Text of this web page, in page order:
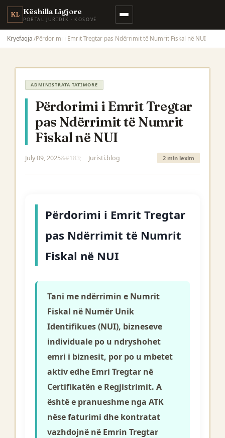
KL Këshilla Ligjore
PORTAL JURIDIK · KOSOVË
Kryefaqja Përdorimi i Emrit Tregtar pas Ndërrimit të Numrit Fiskal në NUI
ADMINISTRATA TATIMORE
Përdorimi i Emrit Tregtar
pas Ndërrimit të Numrit
Fiskal në NUI
July 09, 2025 Juristi.blog 2 min lexim
Përdorimi i Emrit Tregtar
pas Ndërrimit të Numrit
Fiskal në NUI
Tani me ndërrimin e Numrit
Fiskal në Numër Unik
Identifikues (NUI), bizneseve
individuale po u ndryshohet
emri i biznesit, por po u mbetet
aktiv edhe Emri Tregtar në
Certifikatën e Regjistrimit. A
është e pranueshme nga ATK
nëse faturimi dhe kontratat
vazhdojnë në Emrin Tregtar